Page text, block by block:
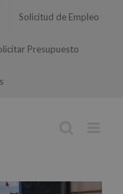
Solicitud de Empleo
Presupuesto